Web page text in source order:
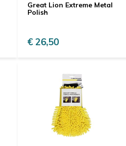
Great Lion Extreme Metal
Polish
€ 26,50